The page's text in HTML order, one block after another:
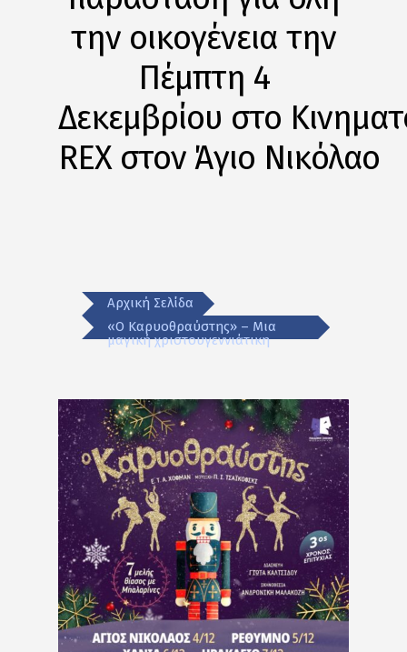
την οικογένεια την
Πέμπτη 4
Δεκεμβρίου στο
REX στον Άγιο Νικόλαο
Αρχική Σελίδα
«Ο Καρυοθραύστης» – Μια
μαγική χριστουγεννιάτικη